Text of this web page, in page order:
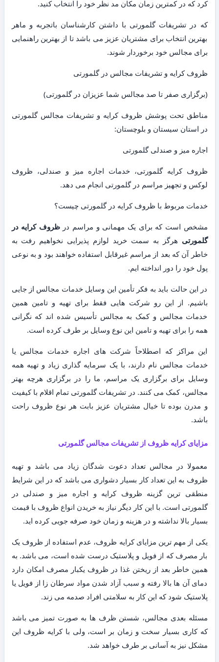
کرد که در کمترین زمان مکان مد نظر خود را انتخاب کنید.
که در تشریفات گلمورتی با داشتن کارشناسان باتجربه و ماهر
بهترین انتخاب برای مشتریان عزیز می باشد تا از بهترین راهنمایی
برای مجالس خود برخوردار شوند.
ظروف کرایه و تشریفات مجالس در گلمورتی
(برگزاری صفر تا صد مجالس شما عزیزان در گلمورتی)
مناطق تحت پوشش ظروف کرایه و تشریفات مجالس گلمورتی
در استان سیستان و بلوچستان:
اجاره میز و صندلی گلمورتی
ظروف کرایه گلمورتی، خدمات اجاره میز و صندلی، ظروف
لوکس و تجهیز مراسم در گلمورتی انجام می دهد.
خدمات مربوط با ظروف کرایه در گلمورتی چیست؟
مشخص است که برای یک مهمانی و مراسم درظروف کرایه در
گلمورتی هرگز به سمت خرید لوازم پذیرایی نخواهیم رفت به
خاطر آن که بعد از مراسم غیرقابل استفاده خواهند بود و به نوعی
پول خود را دور انداخته ایم.
در این حالت باید به فکر تأمین این وسایل خدمات مجالس از جایی
باشیم. از این رو شرکت هایی فقط برای تهیه و تامین همین
خدمات مجالس و کمک به مجالس تأسیس شده اند که نگرانی
همه را برای تهیه و تامین این نوع وسایل بر طرف کرده است.
این مراکز که اصطلاحاً شرکت های اجاره خدمات مجالس یا
خدمات مجالس نام دارند، با یک سرمایه گذاری زیاد و تهیه همه
وسایل برای برگزاری یک مراسم، ما را در برگزاری هرچه بهتر
مجالس، کمک می کنند. در تشریفات گلمورتی تمام اقلام با کیفیت
و مدرن بوده تا خیال مشتریان عزیز بابت هر نوع ظروف راحت
باشد.
مزایای کرایه ظروف از تشریفات مجالس گلمورتی
معمولا در مجالس تعداد دعوت شدگان زیاد می باشد و تهیه
ظروف به این تعداد کار بسیار دشواری می باشد که در این شرایط
منطقی ترین گزینه ظروف کرایه و اجاره میز و صندلی در
گلمورتی است. با این کار دیگر نیاز به خریدن انواع ظروف با قیمت
بسیار بالا نداشته و در هزینه و زمان خود صرفه جویی کرده اید.
یکی از مهم ترین مزایای کرایه ظروف، عدم استفاده از ظروف یک
بار مصرف که از فویل و پلاستیک درست شده است، می باشد. به
همین خاطر بعد از ریختن غذا در ظروف یکبار مصرف امکان دارد
دمای آن ها بالا رفته و سبب آزاد شدن مواد سرطان زا از فویل یا
پلاستیک شود که این کار به سلامتی افراد صدمه می زند.
مسئله بعدی مجالس، شستن ظرف ها به صورت تمیز می باشد
که کاری بسیار سخت و زمان بر است، ولی با کرایه ظروف این
مشکل نیز به آسانی بر طرف خواهد شد.